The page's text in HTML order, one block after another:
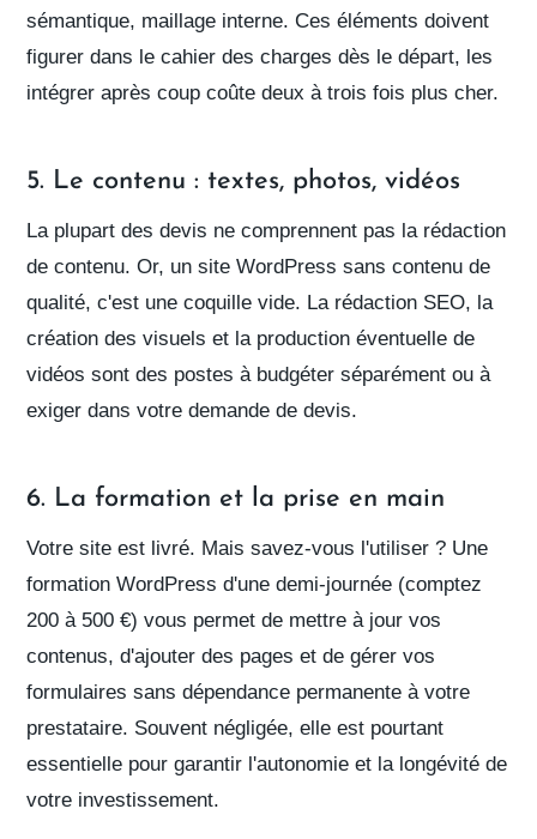
sémantique, maillage interne. Ces éléments doivent
figurer dans lecahier des charges dès le départ, les
intégrer après coup coûte deux à trois fois plus cher.
5. Le contenu : textes, photos, vidéos
La plupart des devis ne comprennent pas la rédaction
de contenu. Or, un site WordPress sans contenu de
qualité, c'est une coquille vide. La rédaction SEO, la
création des visuels et la production éventuelle de
vidéos sont des postes à budgéter séparément ou à
exiger dans votredemande de devis.
6. La formation et la prise en main
Votre site est livré. Mais savez-vous l'utiliser ? Une
formation WordPress d'une demi-journée (comptez
200 à 500 €) vous permet de mettre à jour vos
contenus, d'ajouter des pages et de gérer vos
formulaires sans dépendance permanente à votre
prestataire. Souvent négligée, elle est pourtant
essentielle pour garantir l'autonomie et la longévité de
votre investissement.